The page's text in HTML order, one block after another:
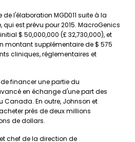
l'élaboration MGD011 suite à la
est prévu pour 2015. MacroGenics
$ 50,000,000 (£ 32,730,000), et
montant supplémentaire de $ 575
cliniques, réglementaires et
financer une partie du
en échange d'une part des
Canada. En outre, Johnson et
près de deux millions
de dollars.
chef de la direction de